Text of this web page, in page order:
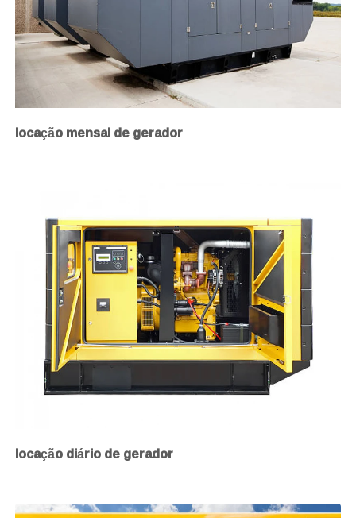
locação mensal de gerador
locação diário de gerador